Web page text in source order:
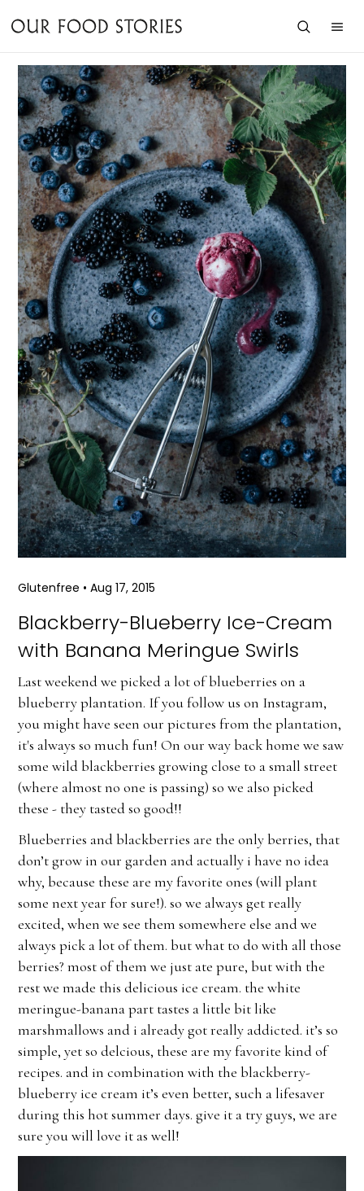
Glutenfree • Aug 17, 2015
Blackberry-Blueberry Ice-Cream
with Banana Meringue Swirls
Last weekend we picked a lot of blueberries on a
blueberry plantation. If you follow us on Instagram,
you might have seen our pictures from the plantation,
it's always so much fun! On our way back home we saw
some wild blackberries growing close to a small street
(where almost no one is passing) so we also picked
these - they tasted so good!!
Blueberries and blackberries are the only berries, that
don’t grow in our garden and actually i have no idea
why, because these are my favorite ones (will plant
some next year for sure!). so we always get really
excited, when we see them somewhere else and we
always pick a lot of them. but what to do with all those
berries? most of them we just ate pure, but with the
rest we made this delicious ice cream. the white
meringue-banana part tastes a little bit like
marshmallows and i already got really addicted. it’s so
simple, yet so delcious, these are my favorite kind of
recipes. and in combination with the blackberry-
blueberry ice cream it’s even better, such a lifesaver
during this hot summer days. give it a try guys, we are
sure you will love it as well!